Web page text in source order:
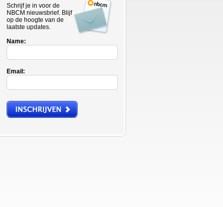
Schrijf je in voor de
NBCM nieuwsbrief. Blijf
op de hoogte van de
laatste updates.
Name:
Email: